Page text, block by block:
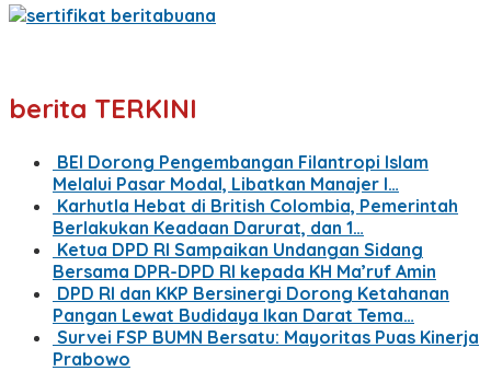
berita TERKINI
BEI Dorong Pengembangan Filantropi Islam
Melalui Pasar Modal, Libatkan Manajer I…
Karhutla Hebat di British Colombia, Pemerintah
Berlakukan Keadaan Darurat, dan 1…
Ketua DPD RI Sampaikan Undangan Sidang
Bersama DPR-DPD RI kepada KH Ma’ruf Amin
DPD RI dan KKP Bersinergi Dorong Ketahanan
Pangan Lewat Budidaya Ikan Darat Tema…
Survei FSP BUMN Bersatu: Mayoritas Puas Kinerja
Prabowo